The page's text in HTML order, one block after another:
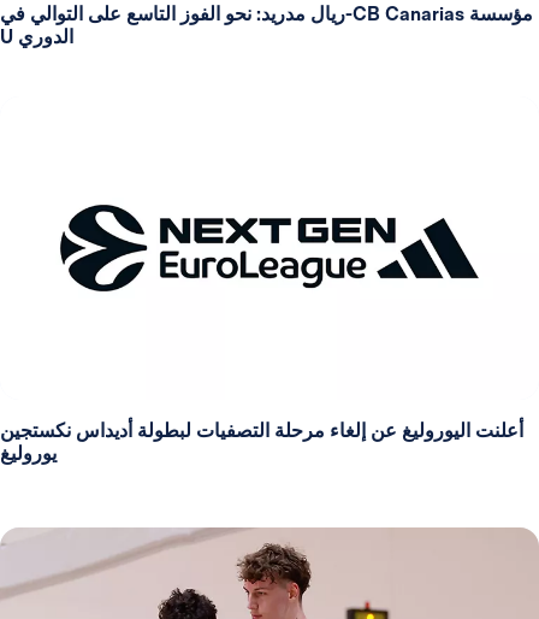
مؤسسة CB Canarias-ريال مدريد: نحو الفوز التاسع على التوالي في
الدوري U
أعلنت اليوروليغ عن إلغاء مرحلة التصفيات لبطولة أديداس نكستجين
يوروليغ